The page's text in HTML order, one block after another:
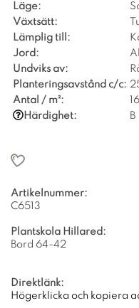
Läge:
Växtsätt:
Lämplig till:
Jord:
Undviks av:
Planteringsavstånd c/c:
Antal / m²:
Härdighet:
B
Artikelnummer:
C6513
Plantskola Hillared:
Bord 64-42
Direktlänk:
Högerklicka och kopiera